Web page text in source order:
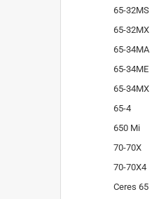
65-32MS
65-32MX
65-34MA
65-34ME
65-34MX
65-4
650 Mi
70-70X
70-70X4
Ceres 65